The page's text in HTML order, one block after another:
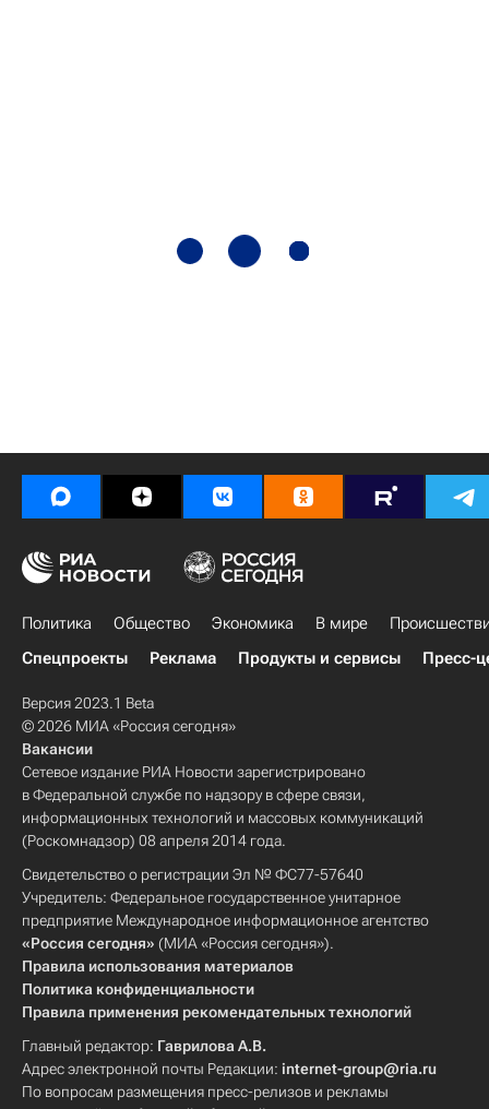
Политика Общество Экономика В мире
Спецпроекты
Реклама Продукты и сервисы Пресс-
Версия 2023.1 Beta
© 2026 МИА «Россия сегодня»
Вакансии
Сетевое издание РИА Новости зарегистрировано
в Федеральной службе по надзору в сфере связи,
информационных технологий и массовых коммуникаций
(Роскомнадзор) 08 апреля 2014 года.
Свидетельство о регистрации Эл № ФС77-57640
Учредитель: Федеральное государственное унитарное
предприятие Международное информационное агентство
«Россия сегодня» (МИА «Россия сегодня»).
Правила использования материалов
Политика конфиденциальности
Правила применения рекомендательных технологий
Главный редактор: Гаврилова А.В.
Адрес электронной почты Редакции: internet-group@ria.ru
По вопросам размещения пресс-релизов и рекламы